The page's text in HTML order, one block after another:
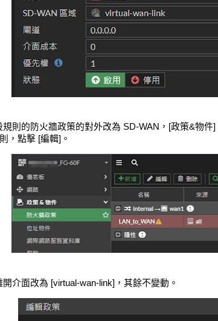
則的防火牆政策的對外改為 SD-WAN，[政策&物件
，點擊 [編輯]。
介面改為 [virtual-wan-link]，其餘不變動。